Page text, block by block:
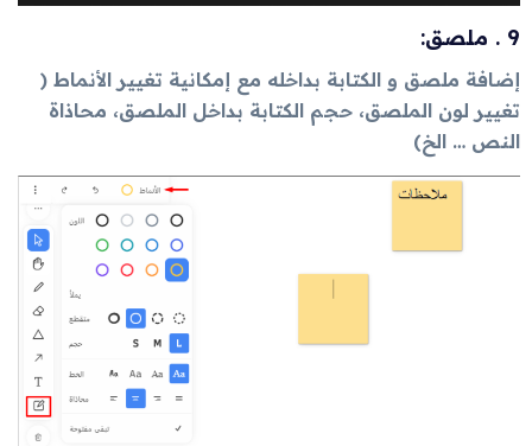
9 . ملصق:
إضافة ملصق و الكتابة بداخله مع إمكانية تغيير الأنماط (
تغيير لون الملصق، حجم الكتابة بداخل الملصق، محاذاة
النص … الخ)